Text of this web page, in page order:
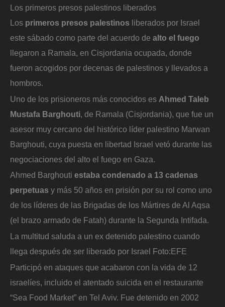
Los primeros presos palestinos liberados
Los primeros presos palestinos liberados por Israel
este sábado como parte del acuerdo de alto el fuego
llegaron a Ramala, en Cisjordania ocupada, donde
fueron acogidos por decenas de palestinos y llevados a
hombros.
Uno de los prisioneros más conocidos es Ahmed Taleb
Mustafa Barghouti, de Ramala (Cisjordania), que fue un
asesor muy cercano del histórico líder palestino Marwan
Barghouti, cuya puesta en libertad Israel vetó durante las
negociaciones del alto el fuego en Gaza.
Ahmed Barghouti estaba condenado a 13 cadenas
perpetuas y más 50 años en prisión por su rol como uno
de los líderes de las Brigadas de los Mártires de Al Aqsa
(el brazo armado de Fatah) durante la Segunda Intifada.
La multitud saluda a un ex detenido palestino cuando
llega después de ser liberado por Israel Foto:EFE
Participó en ataques que acabaron con la vida de 12
israelíes, incluido el atentado suicida en el restaurante
“Sea Food Market” en Tel Aviv. Fue detenido en 2002